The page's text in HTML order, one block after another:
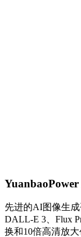
先进的AI图像生成
DALL-E 3、Flux
换和10倍高清放